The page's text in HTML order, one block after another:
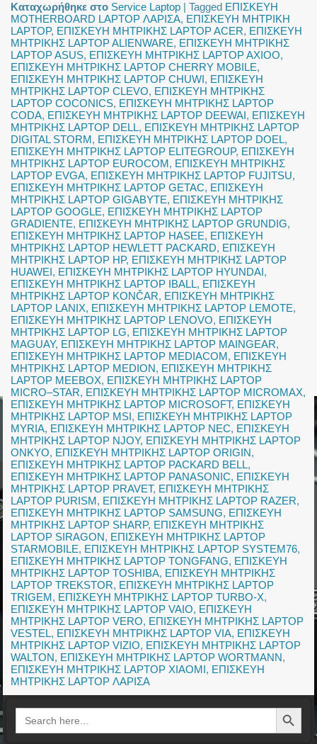
Καταχωρήθηκε στο Service Laptop |Tagged ΕΠΙΣΚΕΥΗ
MOTHERBOARD LAPTOP ΛΑΡΙΣΑ, ΕΠΙΣΚΕΥΗ ΜΗΤΡΙΚΗ
LAPTOP, ΕΠΙΣΚΕΥΗ ΜΗΤΡΙΚΗΣ LAPTOP ACER, ΕΠΙΣΚΕΥΗ
ΜΗΤΡΙΚΗΣ LAPTOP ALIENWARE, ΕΠΙΣΚΕΥΗ ΜΗΤΡΙΚΗΣ
LAPTOP ASUS, ΕΠΙΣΚΕΥΗ ΜΗΤΡΙΚΗΣ LAPTOP AXIOO,
ΕΠΙΣΚΕΥΗ ΜΗΤΡΙΚΗΣ LAPTOP CHERRY MOBILE,
ΕΠΙΣΚΕΥΗ ΜΗΤΡΙΚΗΣ LAPTOP CHUWI, ΕΠΙΣΚΕΥΗ
ΜΗΤΡΙΚΗΣ LAPTOP CLEVO, ΕΠΙΣΚΕΥΗ ΜΗΤΡΙΚΗΣ
LAPTOP COCONICS, ΕΠΙΣΚΕΥΗ ΜΗΤΡΙΚΗΣ LAPTOP
CODA, ΕΠΙΣΚΕΥΗ ΜΗΤΡΙΚΗΣ LAPTOP DEEWAI, ΕΠΙΣΚΕΥΗ
ΜΗΤΡΙΚΗΣ LAPTOP DELL, ΕΠΙΣΚΕΥΗ ΜΗΤΡΙΚΗΣ LAPTOP
DIGITAL STORM, ΕΠΙΣΚΕΥΗ ΜΗΤΡΙΚΗΣ LAPTOP DOEL,
ΕΠΙΣΚΕΥΗ ΜΗΤΡΙΚΗΣ LAPTOP ELITEGROUP, ΕΠΙΣΚΕΥΗ
ΜΗΤΡΙΚΗΣ LAPTOP EUROCOM, ΕΠΙΣΚΕΥΗ ΜΗΤΡΙΚΗΣ
LAPTOP EVGA, ΕΠΙΣΚΕΥΗ ΜΗΤΡΙΚΗΣ LAPTOP FUJITSU,
ΕΠΙΣΚΕΥΗ ΜΗΤΡΙΚΗΣ LAPTOP GETAC, ΕΠΙΣΚΕΥΗ
ΜΗΤΡΙΚΗΣ LAPTOP GIGABYTE, ΕΠΙΣΚΕΥΗ ΜΗΤΡΙΚΗΣ
LAPTOP GOOGLE, ΕΠΙΣΚΕΥΗ ΜΗΤΡΙΚΗΣ LAPTOP
GRADIENTE, ΕΠΙΣΚΕΥΗ ΜΗΤΡΙΚΗΣ LAPTOP GRUNDIG,
ΕΠΙΣΚΕΥΗ ΜΗΤΡΙΚΗΣ LAPTOP HASEE, ΕΠΙΣΚΕΥΗ
ΜΗΤΡΙΚΗΣ LAPTOP HEWLETT PACKARD, ΕΠΙΣΚΕΥΗ
ΜΗΤΡΙΚΗΣ LAPTOP HP, ΕΠΙΣΚΕΥΗ ΜΗΤΡΙΚΗΣ LAPTOP
HUAWEI, ΕΠΙΣΚΕΥΗ ΜΗΤΡΙΚΗΣ LAPTOP HYUNDAI,
ΕΠΙΣΚΕΥΗ ΜΗΤΡΙΚΗΣ LAPTOP IBALL, ΕΠΙΣΚΕΥΗ
ΜΗΤΡΙΚΗΣ LAPTOP KONČAR, ΕΠΙΣΚΕΥΗ ΜΗΤΡΙΚΗΣ
LAPTOP LANIX, ΕΠΙΣΚΕΥΗ ΜΗΤΡΙΚΗΣ LAPTOP LEMOTE,
ΕΠΙΣΚΕΥΗ ΜΗΤΡΙΚΗΣ LAPTOP LENOVO, ΕΠΙΣΚΕΥΗ
ΜΗΤΡΙΚΗΣ LAPTOP LG, ΕΠΙΣΚΕΥΗ ΜΗΤΡΙΚΗΣ LAPTOP
MAGUAY, ΕΠΙΣΚΕΥΗ ΜΗΤΡΙΚΗΣ LAPTOP MAINGEAR,
ΕΠΙΣΚΕΥΗ ΜΗΤΡΙΚΗΣ LAPTOP MEDIACOM, ΕΠΙΣΚΕΥΗ
ΜΗΤΡΙΚΗΣ LAPTOP MEDION, ΕΠΙΣΚΕΥΗ ΜΗΤΡΙΚΗΣ
LAPTOP MEEBOX, ΕΠΙΣΚΕΥΗ ΜΗΤΡΙΚΗΣ LAPTOP
MICRO–STAR, ΕΠΙΣΚΕΥΗ ΜΗΤΡΙΚΗΣ LAPTOP MICROMAX,
ΕΠΙΣΚΕΥΗ ΜΗΤΡΙΚΗΣ LAPTOP MICROSOFT, ΕΠΙΣΚΕΥΗ
ΜΗΤΡΙΚΗΣ LAPTOP MSI, ΕΠΙΣΚΕΥΗ ΜΗΤΡΙΚΗΣ LAPTOP
MYRIA, ΕΠΙΣΚΕΥΗ ΜΗΤΡΙΚΗΣ LAPTOP NEC, ΕΠΙΣΚΕΥΗ
ΜΗΤΡΙΚΗΣ LAPTOP NJOY, ΕΠΙΣΚΕΥΗ ΜΗΤΡΙΚΗΣ LAPTOP
ONKYO, ΕΠΙΣΚΕΥΗ ΜΗΤΡΙΚΗΣ LAPTOP ORIGIN,
ΕΠΙΣΚΕΥΗ ΜΗΤΡΙΚΗΣ LAPTOP PACKARD BELL,
ΕΠΙΣΚΕΥΗ ΜΗΤΡΙΚΗΣ LAPTOP PANASONIC, ΕΠΙΣΚΕΥΗ
ΜΗΤΡΙΚΗΣ LAPTOP PRAVET, ΕΠΙΣΚΕΥΗ ΜΗΤΡΙΚΗΣ
LAPTOP PURISM, ΕΠΙΣΚΕΥΗ ΜΗΤΡΙΚΗΣ LAPTOP RAZER,
ΕΠΙΣΚΕΥΗ ΜΗΤΡΙΚΗΣ LAPTOP SAMSUNG, ΕΠΙΣΚΕΥΗ
ΜΗΤΡΙΚΗΣ LAPTOP SHARP, ΕΠΙΣΚΕΥΗ ΜΗΤΡΙΚΗΣ
LAPTOP SIRAGON, ΕΠΙΣΚΕΥΗ ΜΗΤΡΙΚΗΣ LAPTOP
STARMOBILE, ΕΠΙΣΚΕΥΗ ΜΗΤΡΙΚΗΣ LAPTOP SYSTEM76,
ΕΠΙΣΚΕΥΗ ΜΗΤΡΙΚΗΣ LAPTOP TONGFANG, ΕΠΙΣΚΕΥΗ
ΜΗΤΡΙΚΗΣ LAPTOP TOSHIBA, ΕΠΙΣΚΕΥΗ ΜΗΤΡΙΚΗΣ
LAPTOP TREKSTOR, ΕΠΙΣΚΕΥΗ ΜΗΤΡΙΚΗΣ LAPTOP
TRIGEM, ΕΠΙΣΚΕΥΗ ΜΗΤΡΙΚΗΣ LAPTOP TURBO-X,
ΕΠΙΣΚΕΥΗ ΜΗΤΡΙΚΗΣ LAPTOP VAIO, ΕΠΙΣΚΕΥΗ
ΜΗΤΡΙΚΗΣ LAPTOP VERO, ΕΠΙΣΚΕΥΗ ΜΗΤΡΙΚΗΣ LAPTOP
VESTEL, ΕΠΙΣΚΕΥΗ ΜΗΤΡΙΚΗΣ LAPTOP VIA, ΕΠΙΣΚΕΥΗ
ΜΗΤΡΙΚΗΣ LAPTOP VIZIO, ΕΠΙΣΚΕΥΗ ΜΗΤΡΙΚΗΣ LAPTOP
WALTON, ΕΠΙΣΚΕΥΗ ΜΗΤΡΙΚΗΣ LAPTOP WORTMANN,
ΕΠΙΣΚΕΥΗ ΜΗΤΡΙΚΗΣ LAPTOP XIAOMI, ΕΠΙΣΚΕΥΗ
ΜΗΤΡΙΚΗΣ LAPTOP ΛΑΡΙΣΑ
Search
for:
Search Button